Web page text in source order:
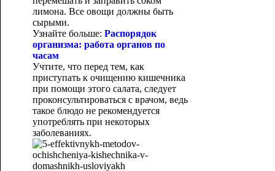
лимона. Все овощи должны быть
сырыми.
Узнайте больше: Распорядок
организма: работа органов по
часам
Учтите, что перед тем, как
приступать к очищению кишечника
при помощи этого салата, следует
проконсультироваться с врачом, ведь
такое блюдо не рекомендуется
употреблять при некоторых
заболеваниях.